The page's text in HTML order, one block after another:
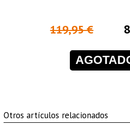
119,95 €
Otros artículos relacionados